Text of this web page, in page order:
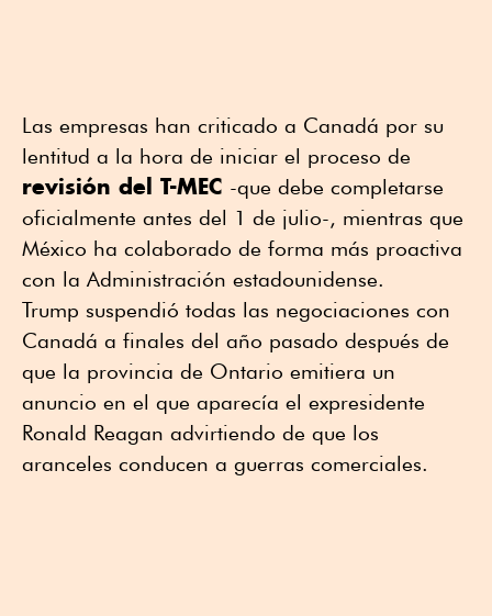
Las empresas han criticado a Canadá por su
lentitud a la hora de ⁠iniciar el proceso de
revisión del T-MEC -que debe completarse
oficialmente antes del 1 de julio-, mientras que
México ha colaborado de forma más proactiva
con la Administración estadounidense.
Trump suspendió todas las negociaciones con
Canadá a finales del año pasado después de
que la provincia de Ontario emitiera un
anuncio en el que aparecía el expresidente
Ronald Reagan advirtiendo de que los
aranceles conducen a guerras comerciales.